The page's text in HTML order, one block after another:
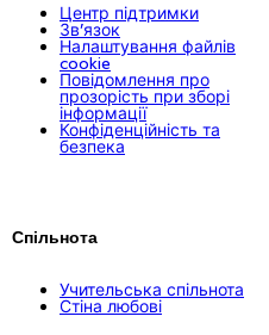
Центр підтримки
Зв’язок
Налаштування файлів
cookie
Повідомлення про
прозорість при зборі
інформації
Конфіденційність та
безпека
Спільнота
Учительська спільнота
Стіна любові